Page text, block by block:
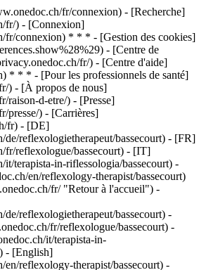
fr/connexion) - [Recherche]
fr/) - [Connexion]
fr/connexion) * * * - [Gestion des cookies]
- [Centre de
fr/) - [Centre d'aide]
* * * - [Pour les professionnels de santé]
) - [À propos de nous]
raison-d-etre/) - [Presse]
presse/) - [Carrières]
fr) - [DE]
reflexologietherapeut/bassecourt) - [FR]
fr/reflexologue/bassecourt) - [IT]
terapista-in-riflessologia/bassecourt) -
en/reflexology-therapist/bassecourt)
fr/ "Retour à l'accueil") -
reflexologietherapeut/bassecourt) -
fr/reflexologue/bassecourt) -
it/terapista-in-
- [English]
reflexology-therapist/bassecourt) -